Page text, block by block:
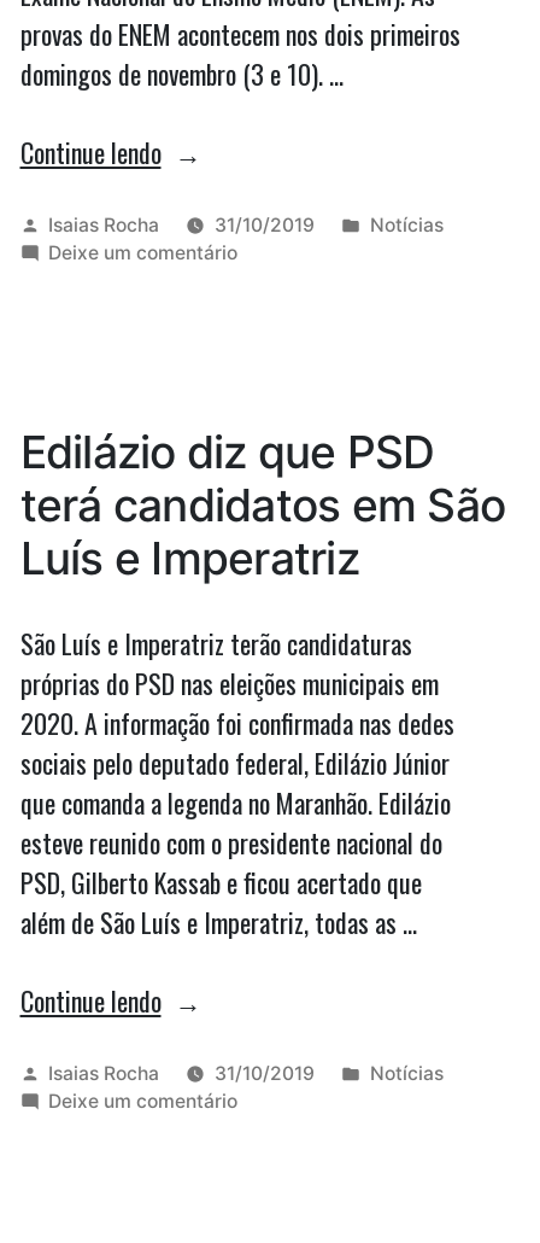
provas do ENEM acontecem nos dois primeiros
domingos de novembro (3 e 10). …
Continue lendo“Duarte
gratuidade
nos
ENEM”
Publicado
por
Isaias Rocha 31/10/2019
Publicado
Notícias
Deixe um comentárioem
inscritos
no
ENEM
Edilázio diz que PSD
terá candidatos em São
Luís e Imperatriz
São Luís e Imperatriz terão candidaturas
próprias do PSD nas eleições municipais em
2020. A informação foi confirmada nas dedes
sociais pelo deputado federal, Edilázio Júnior
que comanda a legenda no Maranhão. Edilázio
esteve reunido com o presidente nacional do
PSD, Gilberto Kassab e ficou acertado que
além de São Luís e Imperatriz, todas as …
Continue lendo“Edilázio
que
PSD
Publicado
por
Isaias Rocha 31/10/2019
Publicado
Notícias
Deixe um comentárioem